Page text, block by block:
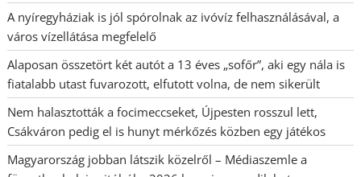
A nyíregyháziak is jól spórolnak az ivóvíz felhasználásával, a
város vízellátása megfelelő
Alaposan összetört két autót a 13 éves „sofőr”, aki egy nála is
fiatalabb utast fuvarozott, elfutott volna, de nem sikerült
Nem halasztották a focimeccseket, Újpesten rosszul lett,
Csákváron pedig el is hunyt mérkőzés közben egy játékos
Magyarország jobban látszik közelről – Médiaszemle a